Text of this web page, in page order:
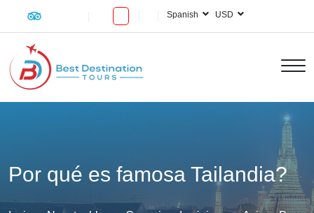
Spanish USD
Por qué es famosa Tailandia?